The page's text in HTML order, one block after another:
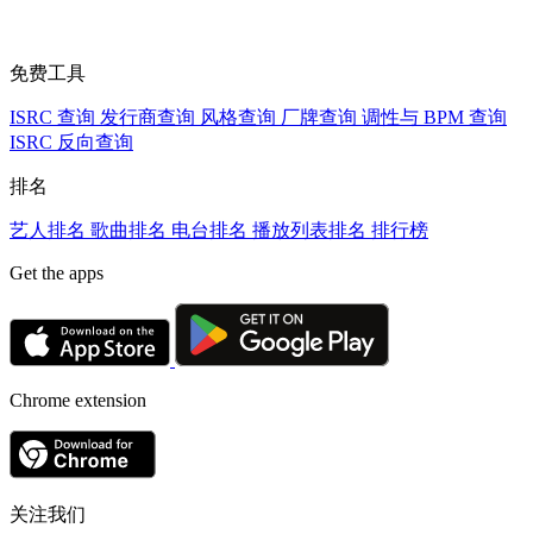
免费工具
ISRC 查询 发行商查询 风格查询 厂牌查询 调性与 BPM 查询
ISRC 反向查询
排名
艺人排名 歌曲排名 电台排名 播放列表排名 排行榜
Get the apps
Chrome extension
关注我们